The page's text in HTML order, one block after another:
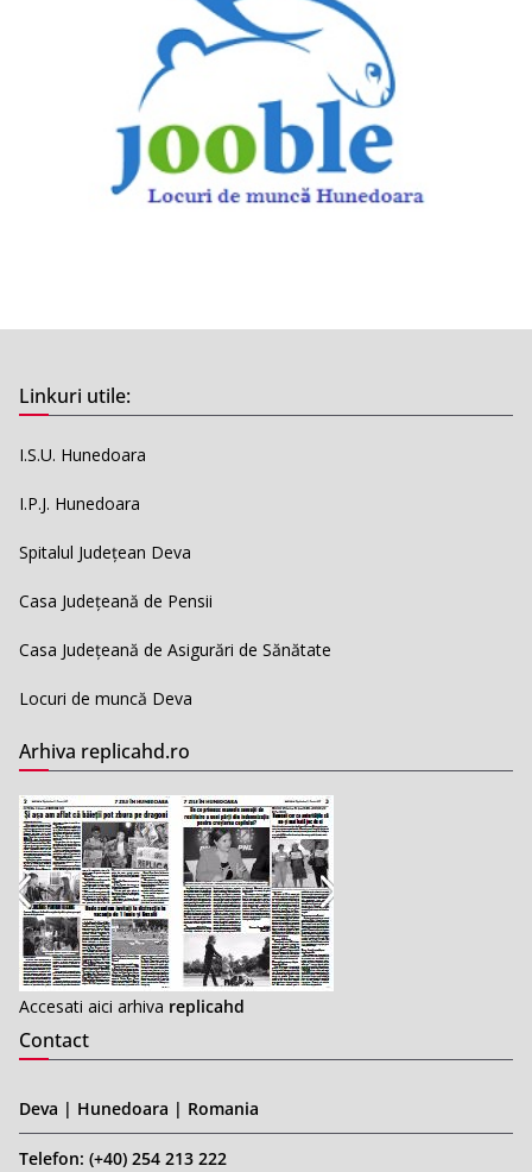
Linkuri utile:
I.S.U. Hunedoara
I.P.J. Hunedoara
Spitalul Județean Deva
Casa Județeană de Pensii
Casa Județeană de Asigurări de Sănătate
Locuri de muncă Deva
Arhiva replicahd.ro
Accesati aici arhiva replicahd
Contact
Deva | Hunedoara | Romania
Telefon: (+40) 254 213 222